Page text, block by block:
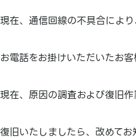
現在、通信回線の不具合によ
お電話をお掛けいただいたお
現在、原因の調査および復旧作
復旧いたしましたら、改めてお